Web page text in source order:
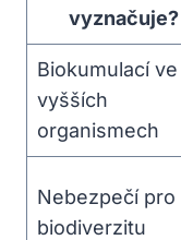
vyznačuje?
Biokumulací ve
vyšších
organismech
Nebezpečí pro
biodiverzitu